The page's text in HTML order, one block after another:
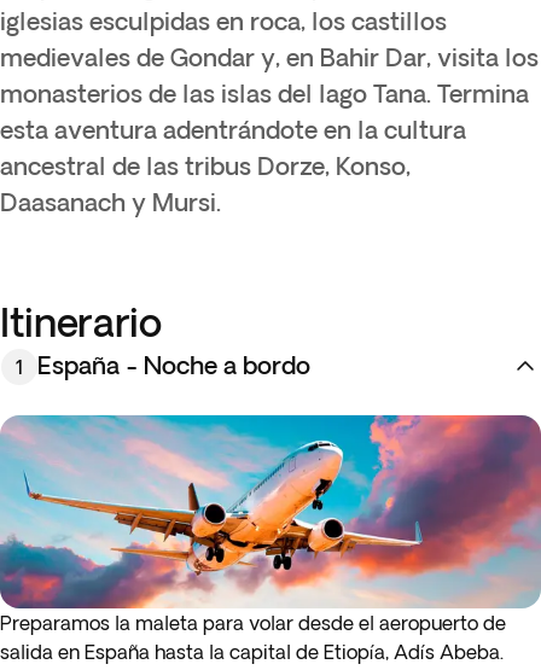
iglesias esculpidas en roca, los castillos
medievales de Gondar y, en Bahir Dar, visita los
monasterios de las islas del lago Tana. Termina
esta aventura adentrándote en la cultura
ancestral de las tribus Dorze, Konso,
Daasanach y Mursi.
Itinerario
1 España - Noche a bordo
Preparamos la maleta para volar desde el aeropuerto de
salida en España hasta la capital de Etiopía, Adís Abeba.